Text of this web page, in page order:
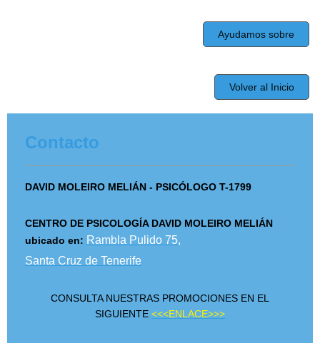
Ayudamos sobre
Volver al Inicio
Contacto
DAVID MOLEIRO MELIÁN - PSICÓLOGO T-1799
CENTRO DE PSICOLOGÍA DAVID MOLEIRO MELIÁN
ubicado en: Rambla Pulido 75,
Santa Cruz de Tenerife
CONSULTA NUESTRAS PROMOCIONES EN EL
SIGUIENTE <<<ENLACE>>>